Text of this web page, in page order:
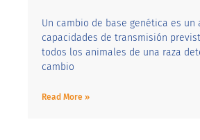
Un cambio de base genética es un
capacidades de transmisión
todos los animales de una raza
cambio
Read More »